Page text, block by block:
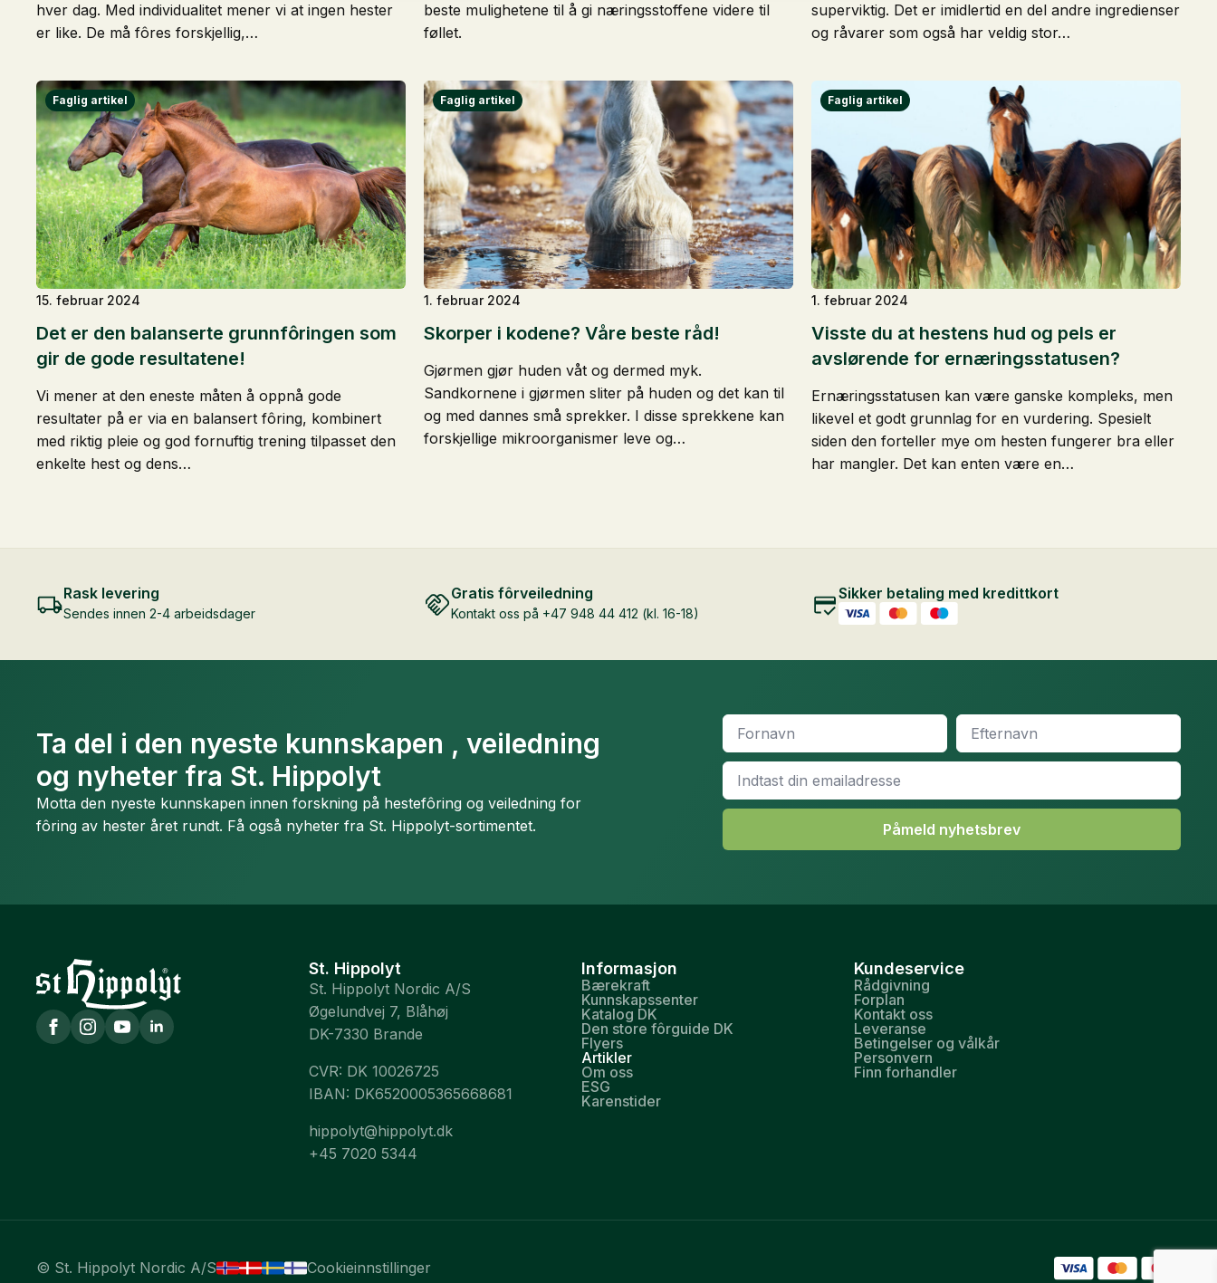
hver dag. Med individualitet mener vi at ingen hester
er like. De må fôres forskjellig,…
beste mulighetene til å gi næringsstoffene videre til
føllet.
superviktig. Det er imidlertid en del andre ingredienser
og råvarer som også har veldig stor…
Det er den balanserte grunnfôringen som
gir de gode resultatene!
15. februar 2024
Vi mener at den eneste måten å oppnå gode
resultater på er via en balansert fôring, kombinert
med riktig pleie og god fornuftig trening tilpasset den
enkelte hest og dens…
Skorper i kodene? Våre beste råd!
1. februar 2024
Gjørmen gjør huden våt og dermed myk.
Sandkornene i gjørmen sliter på huden og det kan til
og med dannes små sprekker. I disse sprekkene kan
forskjellige mikroorganismer leve og…
Visste du at hestens hud og pels er
avslørende for ernæringsstatusen?
1. februar 2024
Ernæringsstatusen kan være ganske kompleks, men
likevel et godt grunnlag for en vurdering. Spesielt
siden den forteller mye om hesten fungerer bra eller
har mangler. Det kan enten være en…
Rask levering
Sendes innen 2-4 arbeidsdager
Gratis fôrveiledning
Kontakt oss på +47 948 44 412 (kl. 16-18)
Sikker betaling med kredittkort
Ta del i den nyeste kunnskapen , veiledning
og nyheter fra St. Hippolyt
Motta den nyeste kunnskapen innen forskning på hestefôring og veiledning for
fôring av hester året rundt. Få også nyheter fra St. Hippolyt-sortimentet.
Fornavn
Efternavn
Email
Påmeld nyhetsbrev
St. Hippolyt
St. Hippolyt Nordic A/S
Øgelundvej 7, Blåhøj
DK-7330 Brande
CVR: DK 10026725
IBAN: DK6520005365668681
hippolyt@hippolyt.dk
+45 7020 5344
Informasjon
Bærekraft
Kunnskapssenter
Katalog DK
Den store fôrguide DK
Flyers
Artikler
Om oss
ESG
Karenstider
Kundeservice
Rådgivning
Forplan
Kontakt oss
Leveranse
Betingelser og vålkår
Personvern
Finn forhandler
© St. Hippolyt Nordic A/S Cookieinnstillinger